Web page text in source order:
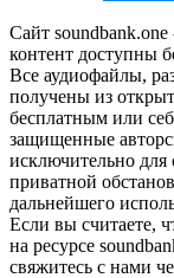
Сайт
контент доступны
Все аудиофайлы,
получены из
бесплатным или
защищенные
исключительно для
приватной
дальнейшего
Если вы считаете,
на ресурсе
свяжитесь с нами